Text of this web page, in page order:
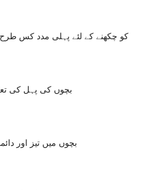
Shchitovidki کو چکھنے کے لئے پہلی مدد کس طرح
بچوں کی پہل کی
بچوں میں تیز اور